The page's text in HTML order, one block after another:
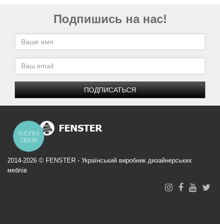
Подпишись на нас!
ПОДПИСАТЬСЯ
2014-2026 © FENSTER - Український виробник дизайнерських
меблів
КНОПКА
СВЯЗИ